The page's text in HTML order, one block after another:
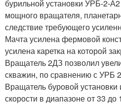
бурильной установки УРБ-2-
мощного вращателя,
следствие требующего
Мачта усилена фермовой
усилена каретка на которой
Вращатель 2ДЗ позволил
скважин, по сравнению с УРБ
Вращатель буровой
скорости в диапазоне от 33